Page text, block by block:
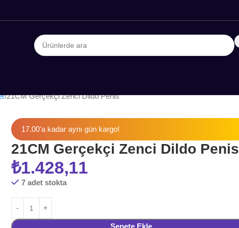
21CM Gerçekçi Zenci Dildo Penis
17.00'a kadar aynı gün kargo!
21CM Gerçekçi Zenci Dildo Penis
₺1.428,11
7 adet stokta
Sepete Ekle